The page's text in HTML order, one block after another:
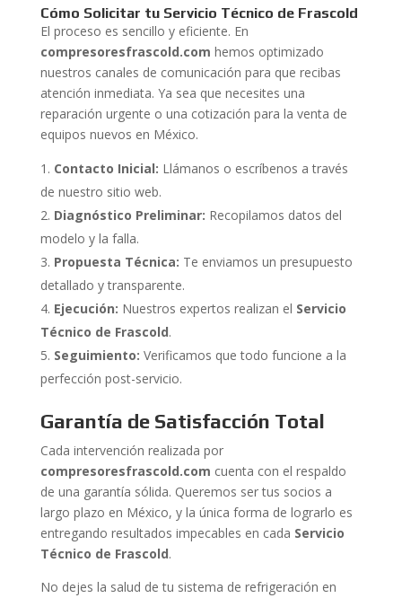
Cómo Solicitar tu Servicio Técnico de Frascold
El proceso es sencillo y eficiente. En
compresoresfrascold.com hemos optimizado
nuestros canales de comunicación para que recibas
atención inmediata. Ya sea que necesites una
reparación urgente o una cotización para la venta de
equipos nuevos en México.
Contacto Inicial: Llámanos o escríbenos a través
de nuestro sitio web.
Diagnóstico Preliminar: Recopilamos datos del
modelo y la falla.
Propuesta Técnica: Te enviamos un presupuesto
detallado y transparente.
Ejecución: Nuestros expertos realizan el Servicio
Técnico de Frascold.
Seguimiento: Verificamos que todo funcione a la
perfección post-servicio.
Garantía de Satisfacción Total
Cada intervención realizada por
compresoresfrascold.com cuenta con el respaldo
de una garantía sólida. Queremos ser tus socios a
largo plazo en México, y la única forma de lograrlo es
entregando resultados impecables en cada Servicio
Técnico de Frascold.
No dejes la salud de tu sistema de refrigeración en